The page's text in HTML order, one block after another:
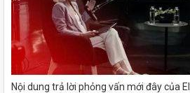
Nội dung trả lời phỏng vấn mới đây của